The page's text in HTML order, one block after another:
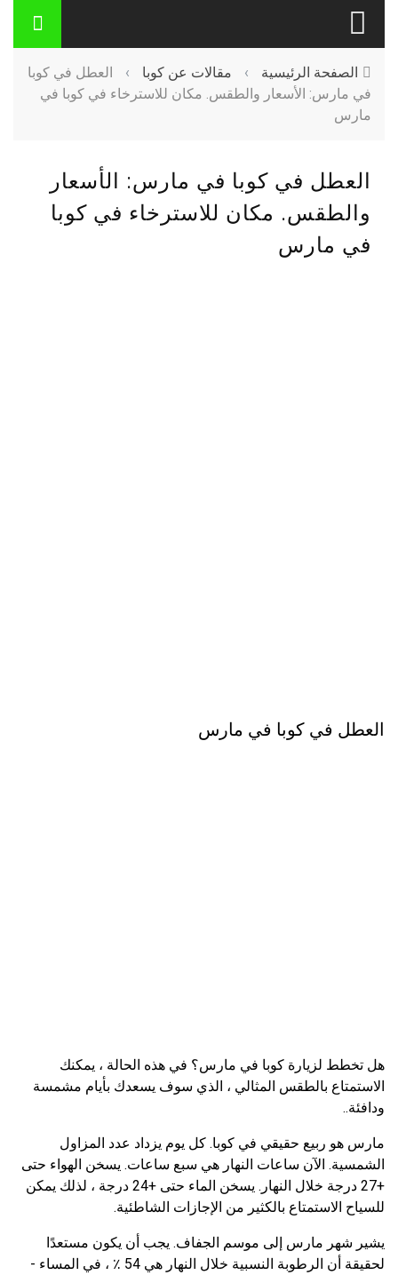
الصفحة الرئيسية › مقالات عن كوبا ›
العطل في كوبا
في مارس: الأسعار والطقس. مكان للاسترخاء في كوبا في
مارس
العطل في كوبا في مارس: الأسعار
والطقس. مكان للاسترخاء في كوبا
في مارس
العطل في كوبا في مارس
هل تخطط لزيارة كوبا في مارس؟ في هذه الحالة ، يمكنك
الاستمتاع بالطقس المثالي ، الذي سوف يسعدك بأيام مشمسة
ودافئة..
مارس هو ربيع حقيقي في كوبا. كل يوم يزداد عدد المزاول
الشمسية. الآن ساعات النهار هي سبع ساعات. يسخن الهواء حتى
+27 درجة خلال النهار. يسخن الماء حتى +24 درجة ، لذلك يمكن
للسياح الاستمتاع بالكثير من الإجازات الشاطئية.
يشير شهر مارس إلى موسم الجفاف. يجب أن يكون مستعدًا
لحقيقة أن الرطوبة النسبية خلال النهار هي 54 ٪ ، في المساء -